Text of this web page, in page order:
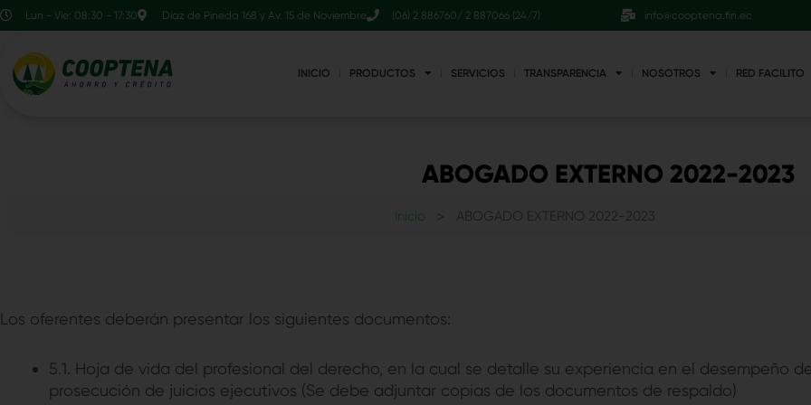
contenido
Ir
al
contenido
Lun - Vie: 08:30 - 17:30 Díaz de Pineda 168 y Av. 15 de Noviembre (06) 2 886760/ 2 887066 (24/7) info@cooptena.fin.ec
INICIO PRODUCTOS SERVICIOS TRANSPARENCIA NOSOTROS RED FACILITO
ABOGADO EXTERNO 2022-2023
Inicio > ABOGADO EXTERNO 2022-2023
Los oferentes deberán presentar los siguientes documentos:
5.1. Hoja de vida del profesional del derecho, en la cual se detalle su experiencia en el desempeño
prosecución de juicios ejecutivos (Se debe adjuntar copias de los documentos de respaldo)